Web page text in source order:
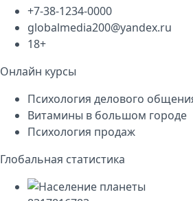
+7-38-1234-0000
globalmedia200@yandex.ru
18+
Онлайн курсы
Психология делового
Витамины в большом городе
Психология продаж
Глобальная статистика